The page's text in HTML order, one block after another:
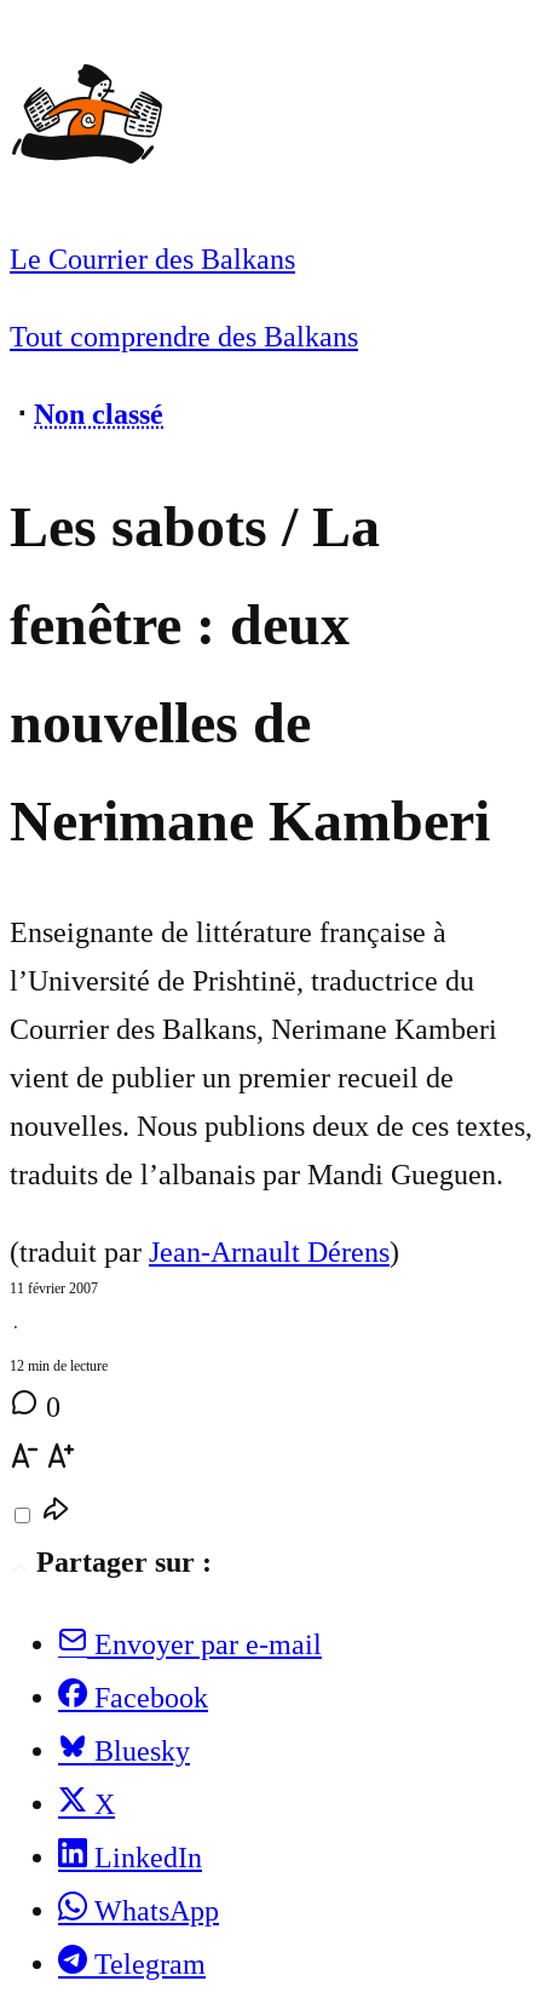
Le Courrier des Balkans
Tout comprendre des Balkans
⋅ Non classé
Les sabots / La
fenêtre : deux
nouvelles de
Nerimane Kamberi
Enseignante de littérature française à
l’Université de Prishtinë, traductrice du
Courrier des Balkans, Nerimane Kamberi
vient de publier un premier recueil de
nouvelles. Nous publions deux de ces textes,
traduits de l’albanais par Mandi Gueguen.
(traduit par Jean-Arnault Dérens)
11 février 2007
⋅
12 min de lecture
0
Partager sur :
Envoyer par e-mail
Facebook
Bluesky
X
LinkedIn
WhatsApp
Telegram